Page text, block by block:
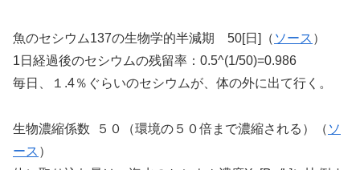
魚のセシウム137の生物学的半減期 50[日]（ ソース ）
1日経過後のセシウムの残留率：0.5^(1/50)=0.986
毎日、１.4％ぐらいのセシウムが、体の外に出て行く。
生物濃縮係数 ５０（環境の５０倍まで濃縮される）（ ソ
ース ）